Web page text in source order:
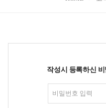
작성시 등록하신